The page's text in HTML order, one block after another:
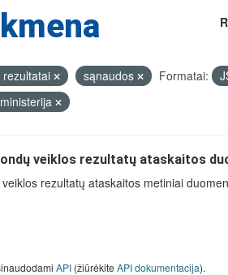
rezultatai sąnaudos Formatai:
veiklos rezultatų ataskaitos
rezultatų ataskaitos metiniai
API(žiūrėkiteAPI dokumentacija).